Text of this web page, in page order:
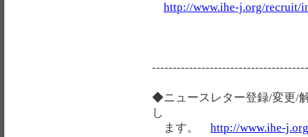
http://www.ihe-j.org/recruit/
◆ニュースレター登録/変更/
し
ます。 http://www.ihe-